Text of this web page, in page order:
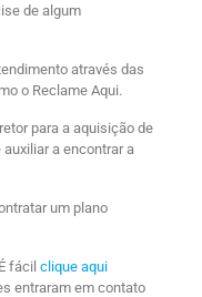
de algum
através das
o Reclame Aqui.
para a aquisição de
a encontrar a
um plano
fácil clique aqui
entraram em contato